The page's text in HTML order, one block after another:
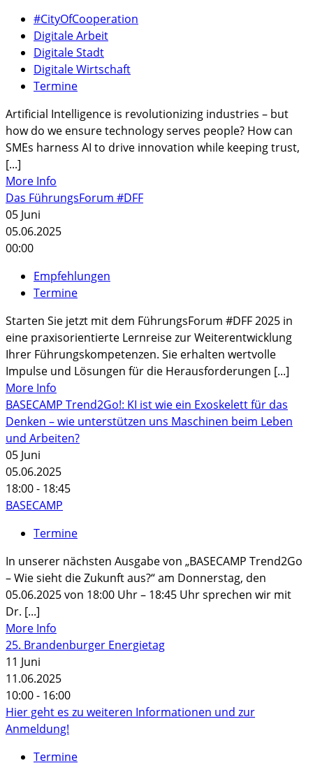
#CityOfCooperation
Digitale Arbeit
Digitale Stadt
Digitale Wirtschaft
Termine
Artificial Intelligence is revolutionizing industries – but
how do we ensure technology serves people? How can
SMEs harness AI to drive innovation while keeping trust,
[...]
More Info
Das FührungsForum #DFF
05 Juni
05.06.2025
00:00
Empfehlungen
Termine
Starten Sie jetzt mit dem FührungsForum #DFF 2025 in
eine praxisorientierte Lernreise zur Weiterentwicklung
Ihrer Führungskompetenzen. Sie erhalten wertvolle
Impulse und Lösungen für die Herausforderungen [...]
More Info
BASECAMP Trend2Go!: KI ist wie ein Exoskelett für das
Denken – wie unterstützen uns Maschinen beim Leben
und Arbeiten?
05 Juni
05.06.2025
18:00 - 18:45
BASECAMP
Termine
In unserer nächsten Ausgabe von „BASECAMP Trend2Go
– Wie sieht die Zukunft aus?“ am Donnerstag, den
05.06.2025 von 18:00 Uhr – 18:45 Uhr sprechen wir mit
Dr. [...]
More Info
25. Brandenburger Energietag
11 Juni
11.06.2025
10:00 - 16:00
Hier geht es zu weiteren Informationen und zur
Anmeldung!
Termine